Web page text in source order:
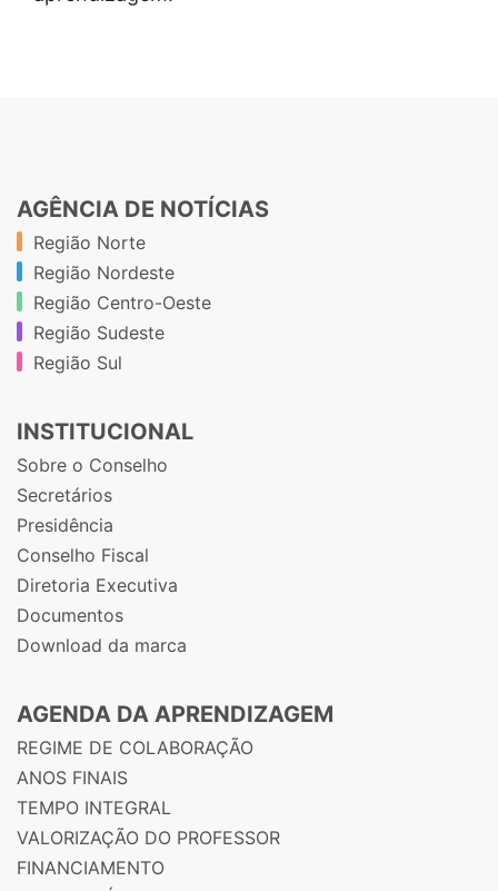
AGÊNCIA DE NOTÍCIAS
Região Norte
Região Nordeste
Região Centro-Oeste
Região Sudeste
Região Sul
INSTITUCIONAL
Sobre o Conselho
Secretários
Presidência
Conselho Fiscal
Diretoria Executiva
Documentos
Download da marca
AGENDA DA APRENDIZAGEM
REGIME DE COLABORAÇÃO
ANOS FINAIS
TEMPO INTEGRAL
VALORIZAÇÃO DO PROFESSOR
FINANCIAMENTO